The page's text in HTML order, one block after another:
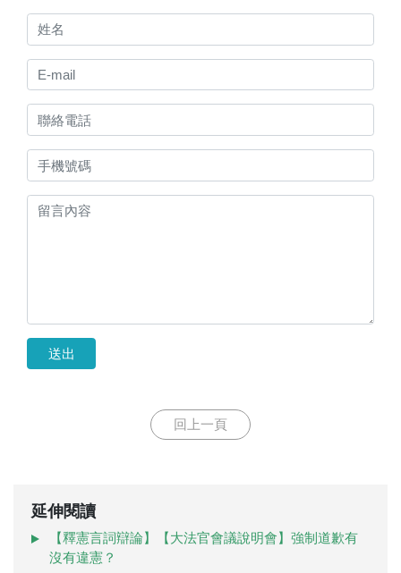
送出
回上一頁
延伸閱讀
【釋憲言詞辯論】【大法官會議說明會】強制道歉有
沒有違憲？